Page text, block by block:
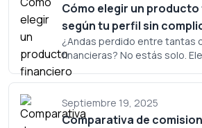
Cómo elegir un
según tu perfil sin
¿Andas perdido entre tantas
financieras? No estás solo.
Septiembre 19, 2025
Comparativa de